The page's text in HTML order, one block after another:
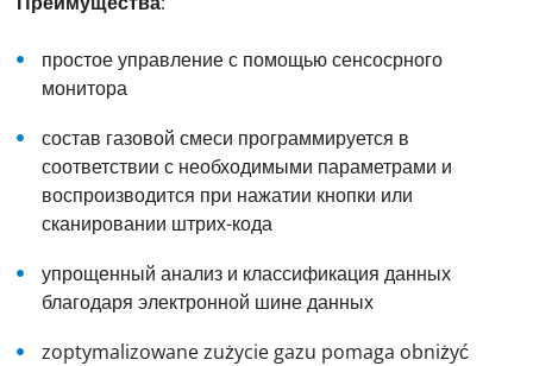
простое управление с помощью сенсосрного
монитора
состав газовой смеси программируется в
соответствии с необходимыми параметрами и
воспроизводится при нажатии кнопки или
сканировании штрих-кода
упрощенный анализ и классификация данных
благодаря электронной шине данных
zoptymalizowane zużycie gazu pomaga obniżyć